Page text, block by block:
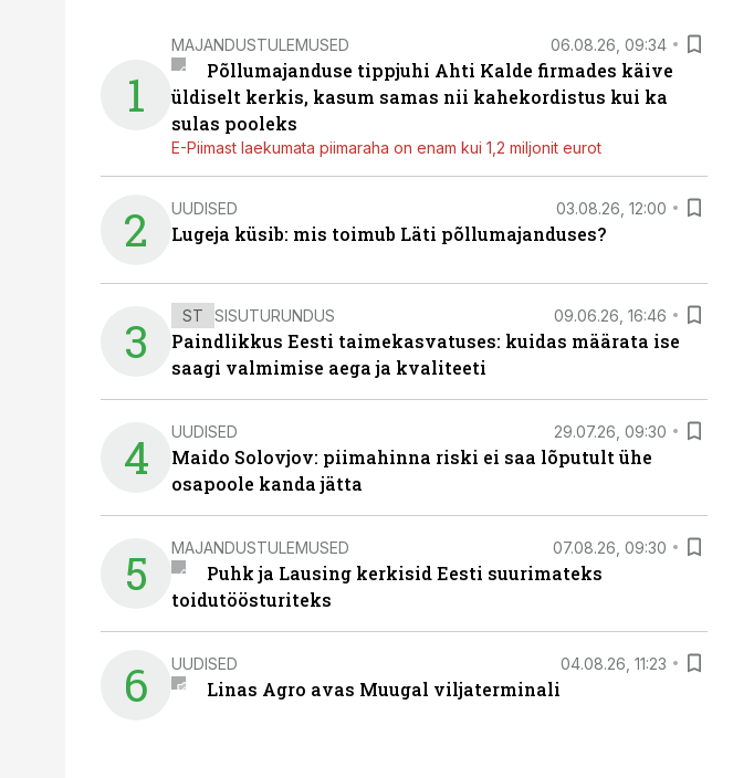
1
MAJANDUSTULEMUSED 06.08.26, 09:34
Põllumajanduse tippjuhi Ahti Kalde firmades käive
üldiselt kerkis, kasum samas nii kahekordistus kui ka
sulas pooleks
E-Piimast laekumata piimaraha on enam kui 1,2 miljonit eurot
2 UUDISED 03.08.26, 12:00
Lugeja küsib: mis toimub Läti põllumajanduses?
3 ST SISUTURUNDUS 09.06.26, 16:46
Paindlikkus Eesti taimekasvatuses: kuidas määrata ise
saagi valmimise aega ja kvaliteeti
4 UUDISED 29.07.26, 09:30
Maido Solovjov: piimahinna riski ei saa lõputult ühe
osapoole kanda jätta
5 MAJANDUSTULEMUSED 07.08.26, 09:30
Puhk ja Lausing kerkisid Eesti suurimateks
toidutöösturiteks
6 UUDISED 04.08.26, 11:23
Linas Agro avas Muugal viljaterminali